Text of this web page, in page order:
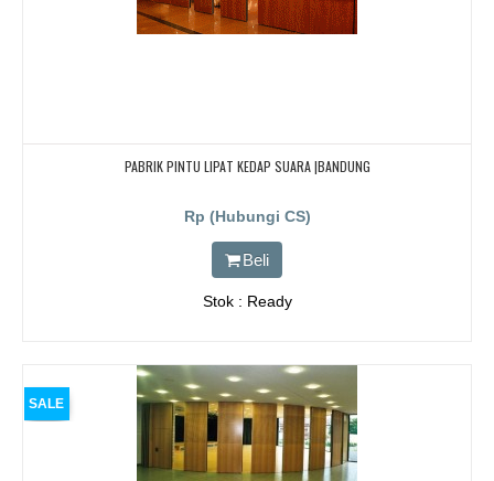
PABRIK PINTU LIPAT KEDAP SUARA |BANDUNG
Rp (Hubungi CS)
Beli
Stok : Ready
SALE